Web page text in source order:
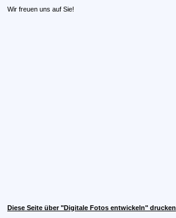
Wir freuen uns auf Sie!
Diese Seite über "Digitale Fotos entwickeln" drucken